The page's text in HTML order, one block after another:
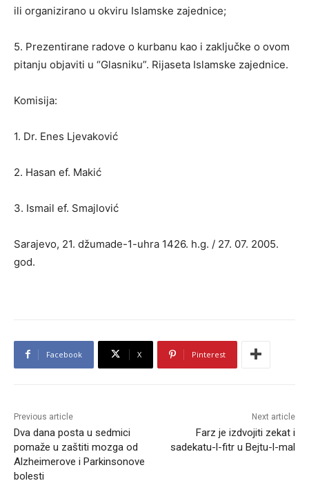
ili organizirano u okviru Islamske zajednice;
5. Prezentirane radove o kurbanu kao i zaključke o ovom
pitanju objaviti u “Glasniku”. Rijaseta Islamske zajednice.
Komisija:
1. Dr. Enes Ljevaković
2. Hasan ef. Makić
3. Ismail ef. Smajlović
Sarajevo, 21. džumade-1-uhra 1426. h.g. / 27. 07. 2005.
god.
Facebook X Pinterest
Previous article
Dva dana posta u sedmici
pomaže u zaštiti mozga od
Alzheimerove i Parkinsonove
bolesti
Next article
Farz je izdvojiti zekat i
sadekatu-l-fitr u Bejtu-l-mal